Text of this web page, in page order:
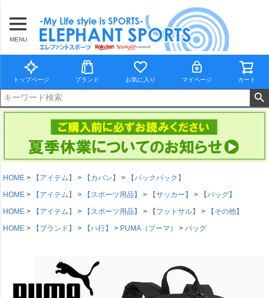
MENU
トップページ ブランド お気に入り マイページ カート
HOME 【アイテム】 【カバン】
【バックパック】
HOME
【アイテム】 【スポーツ用品】 【サッカー】
【バッグ】
HOME
【アイテム】 【スポーツ用品】 【フットサル】
【その他】
HOME
【ブランド】 【ハ行】 PUMA（プーマ） バッグ